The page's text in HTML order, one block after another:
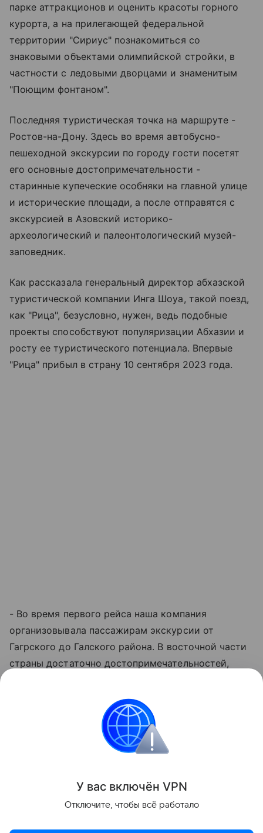
парке аттракционов и оценить красоты горного
курорта, а на прилегающей федеральной
территории "Сириус" познакомиться со
знаковыми объектами олимпийской стройки, в
частности с ледовыми дворцами и знаменитым
"Поющим фонтаном".
Последняя туристическая точка на маршруте -
Ростов-на-Дону. Здесь во время автобусно-
пешеходной экскурсии по городу гости посетят
его основные достопримечательности -
старинные купеческие особняки на главной улице
и исторические площади, а после отправятся с
экскурсией в Азовский историко-
археологический и палеонтологический музей-
заповедник.
Как рассказала генеральный директор абхазской
туристической компании Инга Шоуа, такой поезд,
как "Рица", безусловно, нужен, ведь подобные
проекты способствуют популяризации Абхазии и
росту ее туристического потенциала. Впервые
"Рица" прибыл в страну 10 сентября 2023 года.
- Во время первого рейса наша компания
организовывала пассажирам экскурсии от
Гагрского до Галского района. В восточной части
страны достаточно достопримечательностей,
источников. В октябре продолжается
и можно купаться в море. Думаю, еще один
рейс можно было бы запустить зимой в
мандариновый сезон, - отметила она.
Поделиться
У вас включён VPN
Отключите, чтобы всё работало